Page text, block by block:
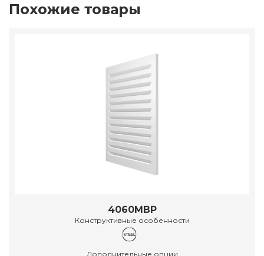
Похожие товары
4060МВР
Конструктивные особенности
Дополнительные опции